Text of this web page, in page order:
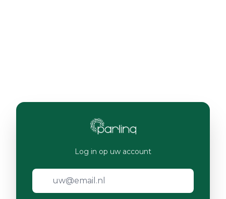
Log in op uw account